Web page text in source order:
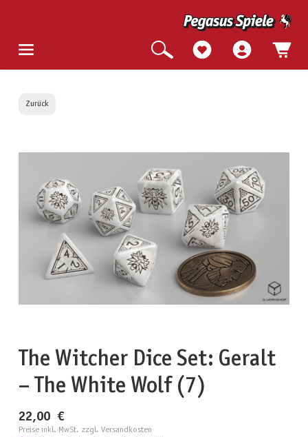
Zurück
The Witcher Dice Set: Geralt
– The White Wolf (7)
22,00 €
Preise inkl. MwSt. zzgl. Versandkosten